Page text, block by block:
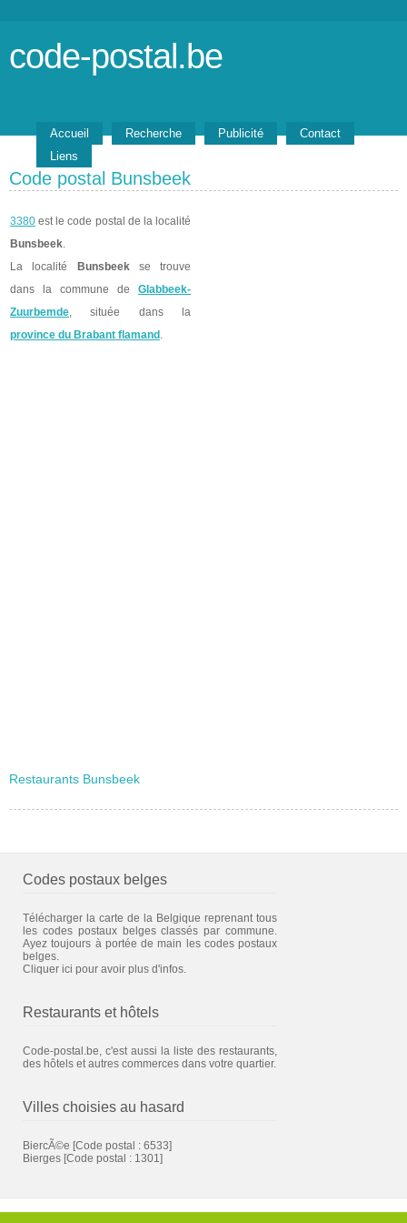
code-postal.be
Accueil Recherche Publicité
Contact
Liens
Code postal Bunsbeek
3380 est le code postal de la localité
Bunsbeek.
La localité
Bunsbeekse trouve
dans la commune de Glabbeek-
Zuurbemde, située dans la
province du Brabant flamand .
Restaurants Bunsbeek
Codes postaux belges
Télécharger la carte de la Belgique reprenant tous
les codes postaux belges classés par commune.
Ayez toujours à portée de main les codes postaux
belges.
Cliquer ici pour avoir plus d'infos.
Restaurants et hôtels
Code-postal.be, c'est aussi la liste des restaurants,
des hôtels et autres commerces dans votre quartier.
Villes choisies au hasard
BiercÃ©e [Code postal : 6533]
Bierges [Code postal : 1301]